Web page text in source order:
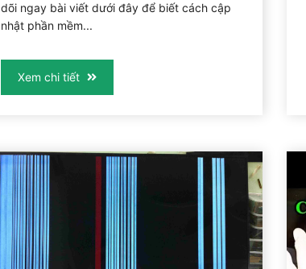
dõi ngay bài viết dưới đây để biết cách cập
nhật phần mềm...
Xem chi tiết